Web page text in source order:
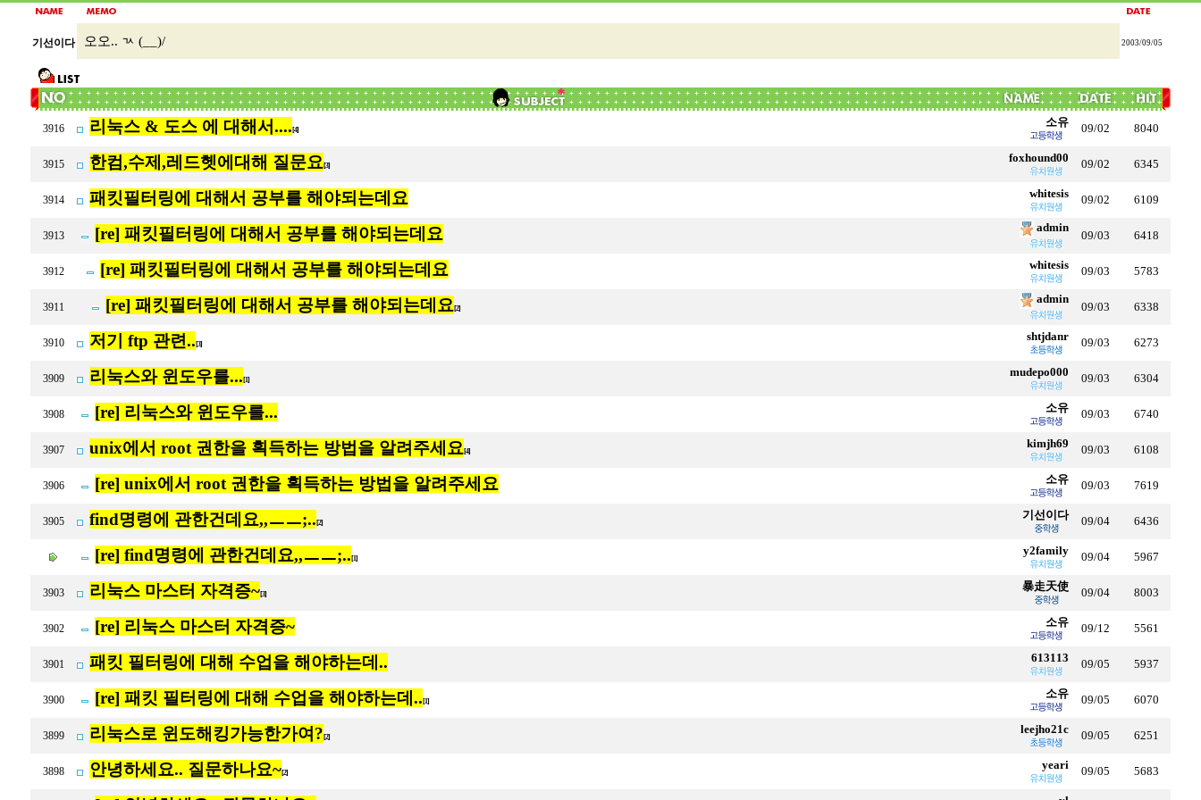
기선이다 오오.. ㄳ (__)/ 2003/09/05
3916 리눅스 & 도스 에 대해서.... [4]
소유 09/02 8040
3915 한컴,수제,레드헷에대해 질문요 [3]
foxhound00 09/02 6345
3914 패킷필터링에 대해서 공부를 해야되는데요 whitesis 09/02 6109
3913 [re] 패킷필터링에 대해서 공부를 해야되는데요 admin
09/03 6418
3912 [re] 패킷필터링에 대해서 공부를 해야되는데요 whitesis 09/03 5783
3911 [re] 패킷필터링에 대해서 공부를 해야되는데요 [2]
admin
09/03 6338
3910 저기 ftp 관련.. [3]
shtjdanr 09/03 6273
3909 리눅스와 윈도우를... [1]
mudepo000 09/03 6304
3908 [re] 리눅스와 윈도우를... 소유 09/03 6740
3907 unix에서 root 권한을 획득하는 방법을 알려주세요 [4]
kimjh69 09/03 6108
3906 [re] unix에서 root 권한을 획득하는 방법을 알려주세요 소유 09/03 7619
3905 find명령에 관한건데요,,ㅡㅡ;.. [2]
기선이다 09/04 6436
[re] find명령에 관한건데요,,ㅡㅡ;.. [1]
y2family 09/04 5967
3903 리눅스 마스터 자격증~[3]
暴走天使 09/04 8003
3902 [re] 리눅스 마스터 자격증~ 소유 09/12 5561
3901 패킷 필터링에 대해 수업을 해야하는데.. 613113 09/05 5937
3900 [re] 패킷 필터링에 대해 수업을 해야하는데.. [1]
소유 09/05 6070
3899 리눅스로 윈도해킹가능한가여? [2]
leejho21c 09/05 6251
3898 안녕하세요.. 질문하나요~[2]
yeari 09/05 5683